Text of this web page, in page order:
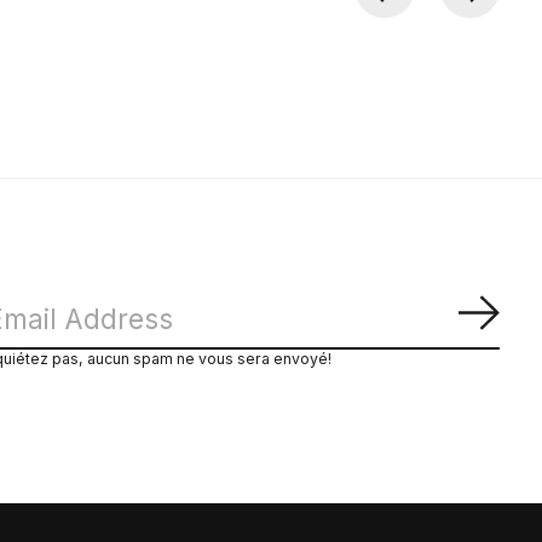
pas, aucun spam ne vous sera envoyé!